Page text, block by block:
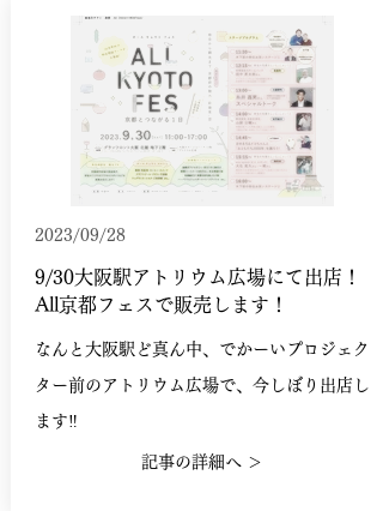
2023/09/28
9/30大阪駅アトリウム広場にて出店！
All京都フェスで販売します！
なんと大阪駅ど真ん中、でかーいプロジェク
ター前のアトリウム広場で、今しぼり出店し
ます‼️
記事の詳細へ ＞